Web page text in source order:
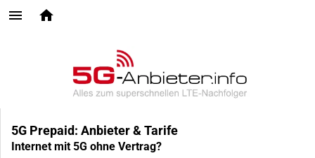
5G Prepaid: Anbieter & Tarife
Internet mit 5G ohne Vertrag?